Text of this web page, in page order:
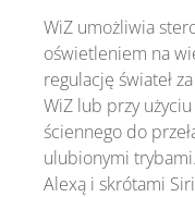
WiZ umożliwia
oświetleniem na
regulację świateł
WiZ lub przy
ściennego do
ulubionymi
Alexą i skrótami